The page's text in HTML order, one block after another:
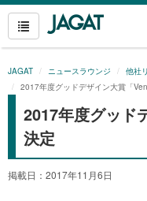
JAGAT ニュースラウンジ
他社
2017年度グッドデザイン大賞「
2017年度グッド
決定
掲載日：2017年11月6日